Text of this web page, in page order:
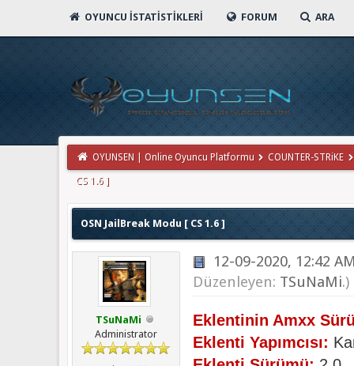
OYUNCU İSTATISTIKLERI FORUM ARA
OYUNSEN | Online Oyuncu Platformu COUNTER-STRiKE
CS 1.6 ]
OSN JailBreak Modu [ CS 1.6 ]
TSuNaMi
Administrator
12-09-2020, 12:42
Düzenleyen: TSuNaMi.)
Eklentinin Amxx
Eklenti Yapımcısı: